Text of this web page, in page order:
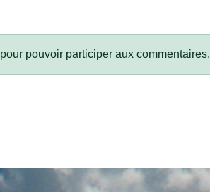
pour pouvoir participer aux commentaires.